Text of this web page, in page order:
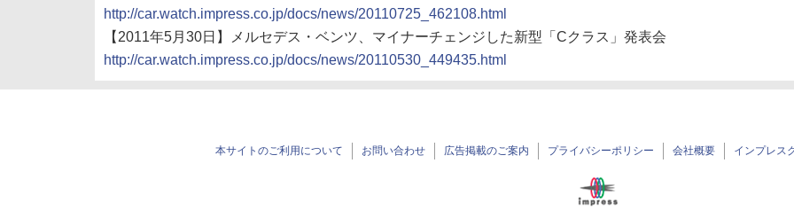
http://car.watch.impress.co.jp/docs/news/20110725_462108.html
【2011年5月30日】メルセデス・ベンツ、マイナーチェンジした新型「Cクラス」発表会
http://car.watch.impress.co.jp/docs/news/20110530_449435.html
本サイトのご利用について お問い合わせ 広告掲載のご案内 プライバシーポリシー 会社概要 インプレス